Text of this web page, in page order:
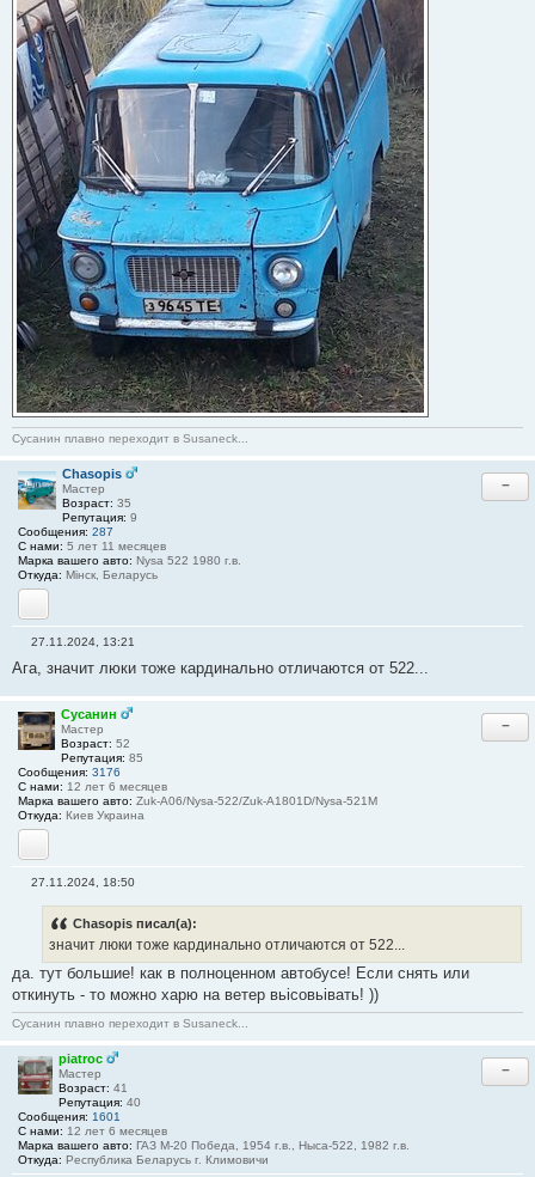
#
2
4
Сусанин плавно переходит в Susaneck...
Chasopis
Мастер
Возраст: 35
Репутация: 9
Сообщения: 287
С нами: 5 лет 11 месяцев
Марка вашего авто: Nysa 522 1980 г.в.
Откуда: Мінск, Беларусь
Сайт
−
о
б
щ
е
н
и
е
#
2
5
27.11.2024, 13:21
Ага, значит люки тоже кардинально отличаются от 522...
Сусанин
Мастер
Возраст: 52
Репутация: 85
Сообщения: 3176
С нами: 12 лет 6 месяцев
Марка вашего авто: Zuk-A06/Nysa-522/Zuk-A1801D/Nysa-521M
Откуда: Киев Украина
YouTube
−
н
и
#
27.11.2024, 18:50
Chasopis писал(а):
значит люки тоже кардинально отличаются от 522...
да. тут большие! как в полноценном автобусе! Если снять или
откинуть - то можно харю на ветер вьісовьівать! ))
Сусанин плавно переходит в Susaneck...
piatroc
Мастер
Возраст: 41
Репутация: 40
Сообщения: 1601
С нами: 12 лет 6 месяцев
Марка вашего авто: ГАЗ М-20 Победа, 1954 г.в., Ныса-522, 1982 г.в.
Откуда: Республика Беларусь г. Климовичи
−